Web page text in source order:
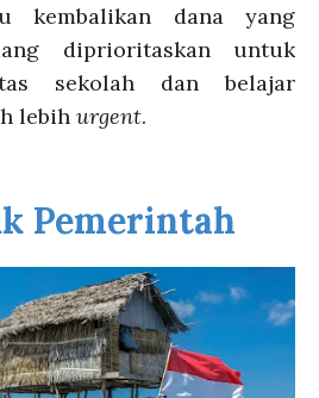
kembalikan dana yang
diprioritaskan untuk
sekolah dan belajar
lebih urgent.
Pemerintah